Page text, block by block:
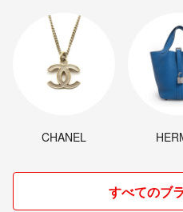
CHANEL
すべてのブ